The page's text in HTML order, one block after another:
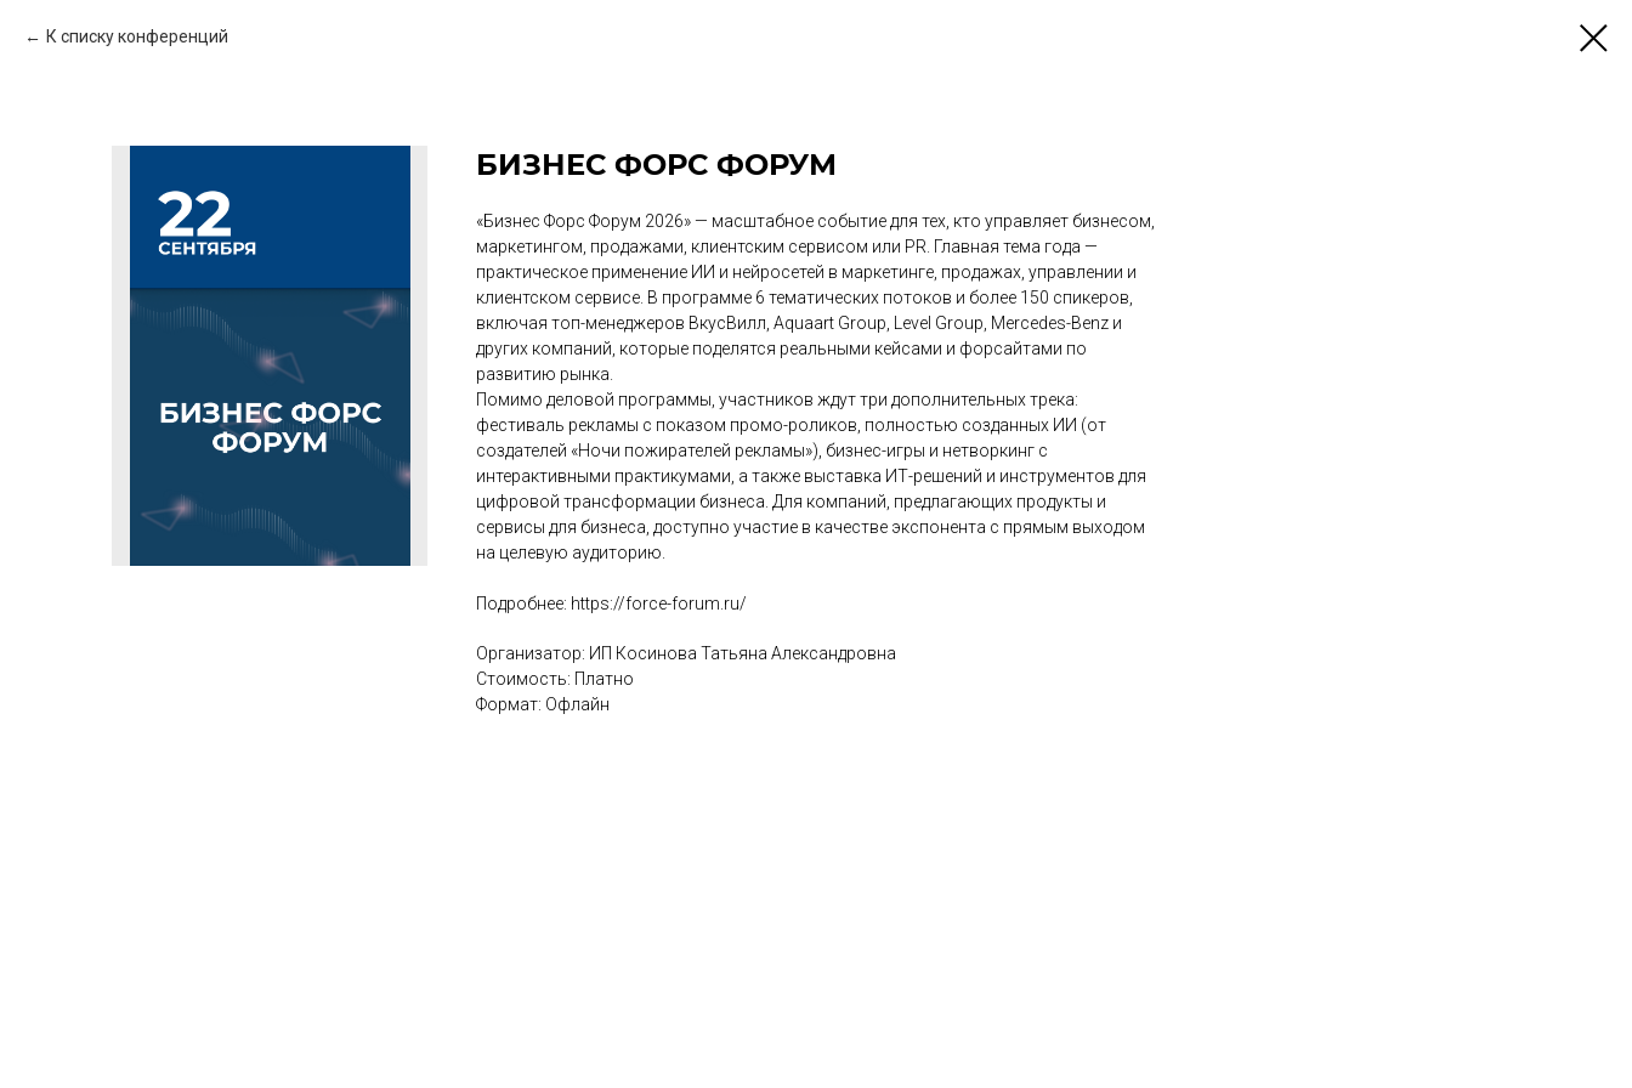
К списку конференций
БИЗНЕС ФОРС ФОРУМ
«Бизнес Форс Форум 2026» — масштабное событие для тех, кто управляет бизнесом,
маркетингом, продажами, клиентским сервисом или PR. Главная тема года —
практическое применение ИИ и нейросетей в маркетинге, продажах, управлении и
клиентском сервисе. В программе 6 тематических потоков и более 150 спикеров,
включая топ-менеджеров ВкусВилл, Aquaart Group, Level Group, Mercedes-Benz и
других компаний, которые поделятся реальными кейсами и форсайтами по
развитию рынка.
Помимо деловой программы, участников ждут три дополнительных трека:
фестиваль рекламы с показом промо-роликов, полностью созданных ИИ (от
создателей «Ночи пожирателей рекламы»), бизнес-игры и нетворкинг с
интерактивными практикумами, а также выставка ИТ-решений и инструментов для
цифровой трансформации бизнеса. Для компаний, предлагающих продукты и
сервисы для бизнеса, доступно участие в качестве экспонента с прямым выходом
на целевую аудиторию.
Подробнее: https://force-forum.ru/
Организатор: ИП Косинова Татьяна Александровна
Стоимость: Платно
Формат: Офлайн